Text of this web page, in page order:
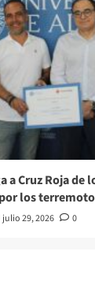
a Cruz Roja de
los
julio 29, 2026 0